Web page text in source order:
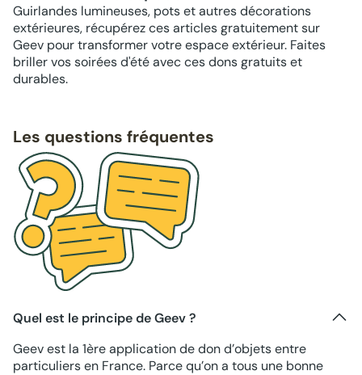
Guirlandes lumineuses, pots et autres décorations
extérieures, récupérez ces articles gratuitement sur
Geev pour transformer votre espace extérieur. Faites
briller vos soirées d'été avec ces dons gratuits et
durables.
Les questions fréquentes
Quel est le principe de Geev ?
Geev est la 1ère application de don d’objets entre
particuliers en France. Parce qu’on a tous une bonne